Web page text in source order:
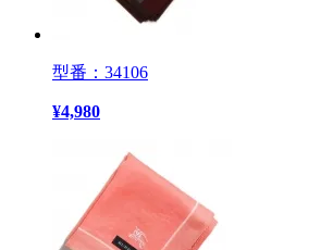
型番：34106
¥4,980